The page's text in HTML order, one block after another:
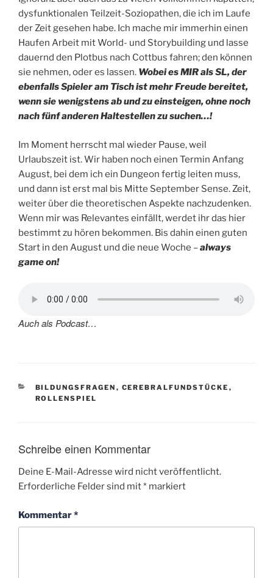
dysfunktionalen Teilzeit-Soziopathen, die ich im Laufe
der Zeit gesehen habe. Ich mache mir immerhin einen
Haufen Arbeit mit World- und Storybuilding und lasse
dauernd den Plotbus nach Cottbus fahren; den können
sie nehmen, oder es lassen. Wobei es MIR als SL, der
ebenfalls Spieler am Tisch ist mehr Freude bereitet,
wenn sie wenigstens ab und zu einsteigen, ohne noch
nach fünf anderen Haltestellen zu suchen…!
Im Moment herrscht mal wieder Pause, weil
Urlaubszeit ist. Wir haben noch einen Termin Anfang
August, bei dem ich ein Dungeon fertig leiten muss,
und dann ist erst mal bis Mitte September Sense. Zeit,
weiter über die theoretischen Aspekte nachzudenken.
Wenn mir was Relevantes einfällt, werdet ihr das hier
bestimmt zu hören bekommen. Bis dahin einen guten
Start in den August und die neue Woche –always
game on!
Auch als Podcast…
KATEGORIEN
BILDUNGSFRAGEN , CEREBRALFUNDSTÜCKE ,
ROLLENSPIEL
Schreibe einen Kommentar
Deine E-Mail-Adresse wird nicht veröffentlicht.
Erforderliche Felder sind mit* markiert
Kommentar*